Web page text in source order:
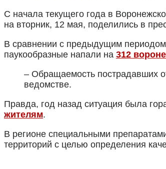
С начала текущего года в
на вторник, 12 мая, поделились в
В сравнении с предыдущим
паукообразные напали на 312
– Обращаемость пострадавших
ведомстве.
Правда, год назад ситуация была
жителям.
В регионе специальными
территорий с целью определения